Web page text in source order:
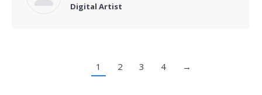
Digital Artist
1 2 3 4 →